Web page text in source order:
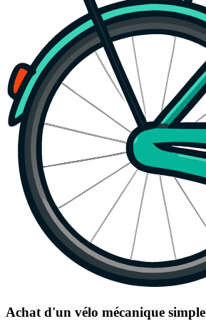
Achat d'un vélo mécanique simple